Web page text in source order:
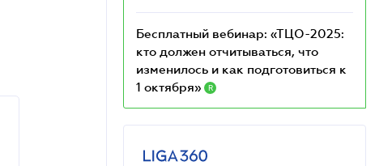
Бесплатный вебинар: «ТЦО-2025:
кто должен отчитываться, что
изменилось и как подготовиться к
1 октября»
R